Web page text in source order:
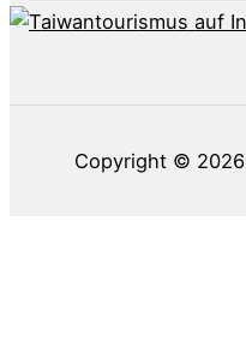
Copyright © 2026